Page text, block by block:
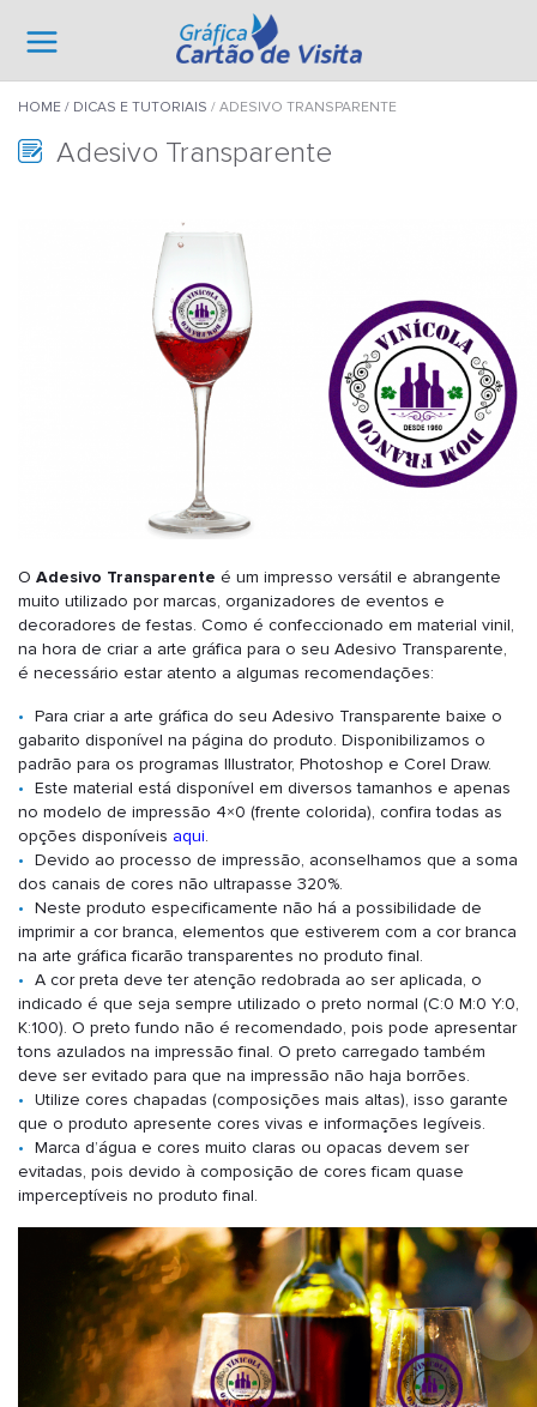
HOME DICAS E TUTORIAIS ADESIVO TRANSPARENTE
Adesivo Transparente
O Adesivo Transparente é um impresso versátil e abrangente
muito utilizado por marcas, organizadores de eventos e
decoradores de festas. Como é confeccionado em material vinil,
na hora de criar a arte gráfica para o seu Adesivo Transparente,
é necessário estar atento a algumas recomendações:
Para criar a arte gráfica do seu Adesivo Transparente baixe o
gabarito disponível na página do produto. Disponibilizamos o
padrão para os programas Illustrator, Photoshop e Corel Draw.
Este material está disponível em diversos tamanhos e apenas
no modelo de impressão 4×0 (frente colorida), confira todas as
opções disponíveis aqui.
Devido ao processo de impressão, aconselhamos que a soma
dos canais de cores não ultrapasse 320%.
Neste produto especificamente não há a possibilidade de
imprimir a cor branca, elementos que estiverem com a cor branca
na arte gráfica ficarão transparentes no produto final.
A cor preta deve ter atenção redobrada ao ser aplicada, o
indicado é que seja sempre utilizado o preto normal (C:0 M:0 Y:0,
K:100). O preto fundo não é recomendado, pois pode apresentar
tons azulados na impressão final. O preto carregado também
deve ser evitado para que na impressão não haja borrões.
Utilize cores chapadas (composições mais altas), isso garante
que o produto apresente cores vivas e informações legíveis.
Marca d’água e cores muito claras ou opacas devem ser
evitadas, pois devido à composição de cores ficam quase
imperceptíveis no produto final.